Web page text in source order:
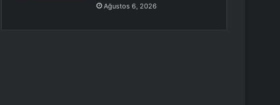
Ağustos 6, 2026